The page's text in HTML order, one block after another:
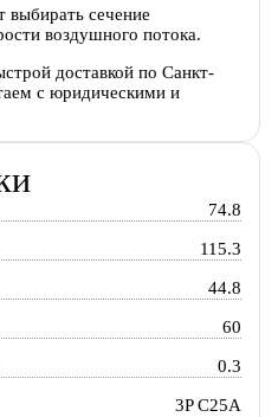
выбирать сечение
воздушного потока.
доставкой по Санкт-
с юридическими и
74.8
115.3
44.8
60
0.3
3P C25A